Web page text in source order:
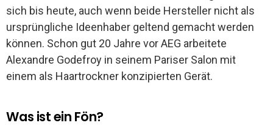
sich bis heute, auch wenn beide Hersteller nicht als
ursprüngliche Ideenhaber geltend gemacht werden
können. Schon gut 20 Jahre vor AEG arbeitete
Alexandre Godefroy in seinem Pariser Salon mit
einem als Haartrockner konzipierten Gerät.
Was ist ein Fön?